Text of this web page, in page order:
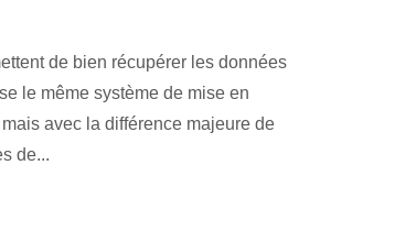
de bien récupérer les données
le même système de mise en
avec la différence majeure de
de...